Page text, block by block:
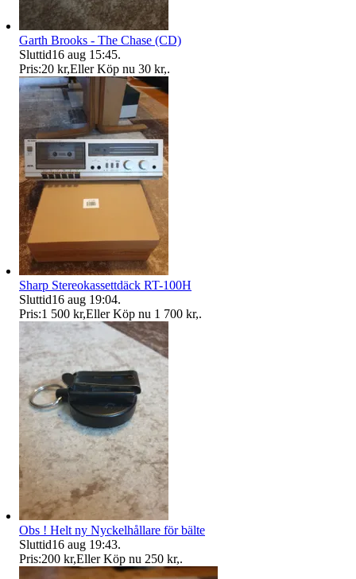
Garth Brooks - The Chase (CD)
Sluttid16 aug 15:45.
Pris:20 kr,Eller Köp nu 30 kr,.
Sharp Stereokassettdäck RT-100H
Sluttid16 aug 19:04.
Pris:1 500 kr,Eller Köp nu 1 700 kr,.
Obs ! Helt ny Nyckelhållare för bälte
Sluttid16 aug 19:43.
Pris:200 kr,Eller Köp nu 250 kr,.